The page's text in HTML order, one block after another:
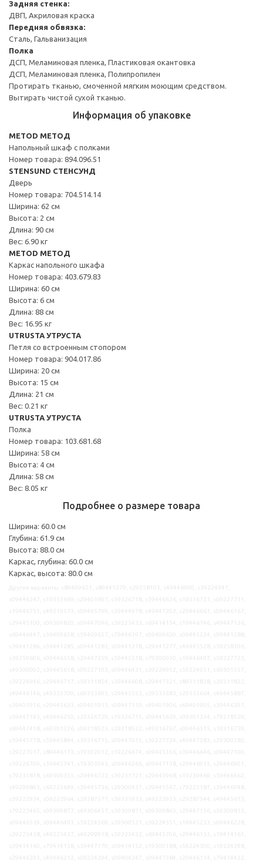
Задняя стенка:
ДВП, Акриловая краска
Передняя обвязка:
Сталь, Гальванизация
Полка
ДСП, Меламиновая пленка, Пластиковая окантовка
ДСП, Меламиновая пленка, Полипропилен
Протирать тканью, смоченной мягким моющим средством.
Вытирать чистой сухой тканью.
Информация об упаковке
METOD МЕТОД
Напольный шкаф с полками
Номер товара: 894.096.51
STENSUND СТЕНСУНД
Дверь
Номер товара: 704.514.14
Ширина: 62 см
Высота: 2 см
Длина: 90 см
Вес: 6.90 кг
METOD МЕТОД
Каркас напольного шкафа
Номер товара: 403.679.83
Ширина: 60 см
Высота: 6 см
Длина: 88 см
Вес: 16.95 кг
UTRUSTA УТРУСТА
Петля со встроенным стопором
Номер товара: 904.017.86
Ширина: 20 см
Высота: 15 см
Длина: 21 см
Вес: 0.21 кг
UTRUSTA УТРУСТА
Полка
Номер товара: 103.681.68
Ширина: 58 см
Высота: 4 см
Длина: 58 см
Вес: 8.05 кг
Подробнее о размере товара
Ширина: 60.0 см
Глубина: 61.9 см
Высота: 88.0 см
Каркас, глубина: 60.0 см
Каркас, высота: 80.0 см